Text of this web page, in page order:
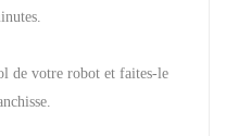
de votre robot et faites-le